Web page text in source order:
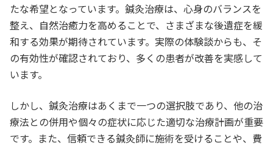
たな希望となっています。鍼灸治療は、心身のバランスを
整え、自然治癒力を高めることで、さまざまな後遺症を緩
和する効果が期待されています。実際の体験談からも、そ
の有効性が確認されており、多くの患者が改善を実感して
います。
しかし、鍼灸治療はあくまで一つの選択肢であり、他の治
療法との併用や個々の症状に応じた適切な治療計画が重要
です。また、信頼できる鍼灸師に施術を受けることや、費